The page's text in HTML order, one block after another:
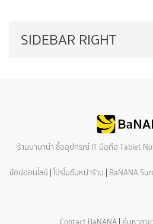
SIDEBAR RIGHT
ร้านบานาน่า ซื้ออุปกรณ์ IT มือถือ Tablet
ช้อปออนไลน์ โปรโมชันหน้าร้าน BaNANA